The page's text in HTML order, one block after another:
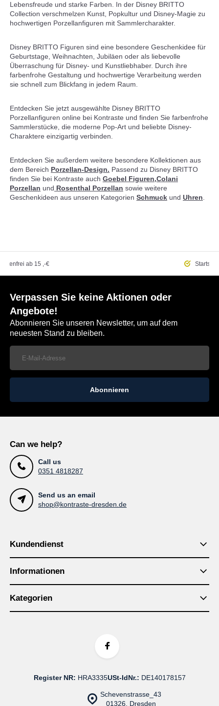
Lebensfreude und starke Farben. In der Disney BRITTO
Collection verschmelzen Kunst, Popkultur und Disney-Magie zu
hochwertigen Porzellanfiguren mit Sammlercharakter.
Disney BRITTO Figuren sind eine besondere Geschenkidee für
Geburtstage, Weihnachten, Jubiläen oder als liebevolle
Überraschung für Disney- und Kunstliebhaber. Durch ihre
farbenfrohe Gestaltung und hochwertige Verarbeitung werden
sie schnell zum Blickfang in jedem Raum.
Entdecken Sie jetzt ausgewählte Disney BRITTO
Porzellanfiguren online bei Kontraste und finden Sie farbenfrohe
Sammlerstücke, die moderne Pop-Art und beliebte Disney-
Charaktere einzigartig verbinden.
Entdecken Sie außerdem weitere besondere Kollektionen aus
dem Bereich Porzellan-Design. Passend zu Disney BRITTO
finden Sie bei Kontraste auch Goebel Figuren,Colani
Porzellan und Rosenthal Porzellan sowie weitere
Geschenkideen aus unseren Kategorien Schmuck und Uhren
ab 15 ,-€
Verpassen Sie keine Aktionen oder
Angebote!
Abonnieren Sie unseren Newsletter, um auf dem
neuesten Stand zu bleiben.
Abonnieren
Can we help?
Call us
0351 4818287
Send us an email
shop@kontraste-dresden.de
Kundendienst
Informationen
Kategorien
Schevenstrasse_43
01326, Dresden
Register NR: HRA3335USt-IdNr.: DE140178157